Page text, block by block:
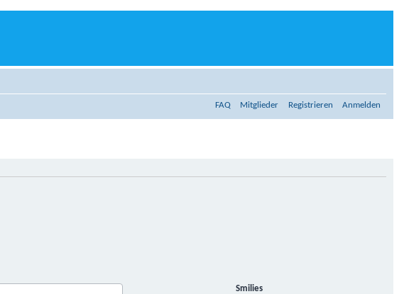
FAQ Mitglieder Registrieren Anmelden
Smilies